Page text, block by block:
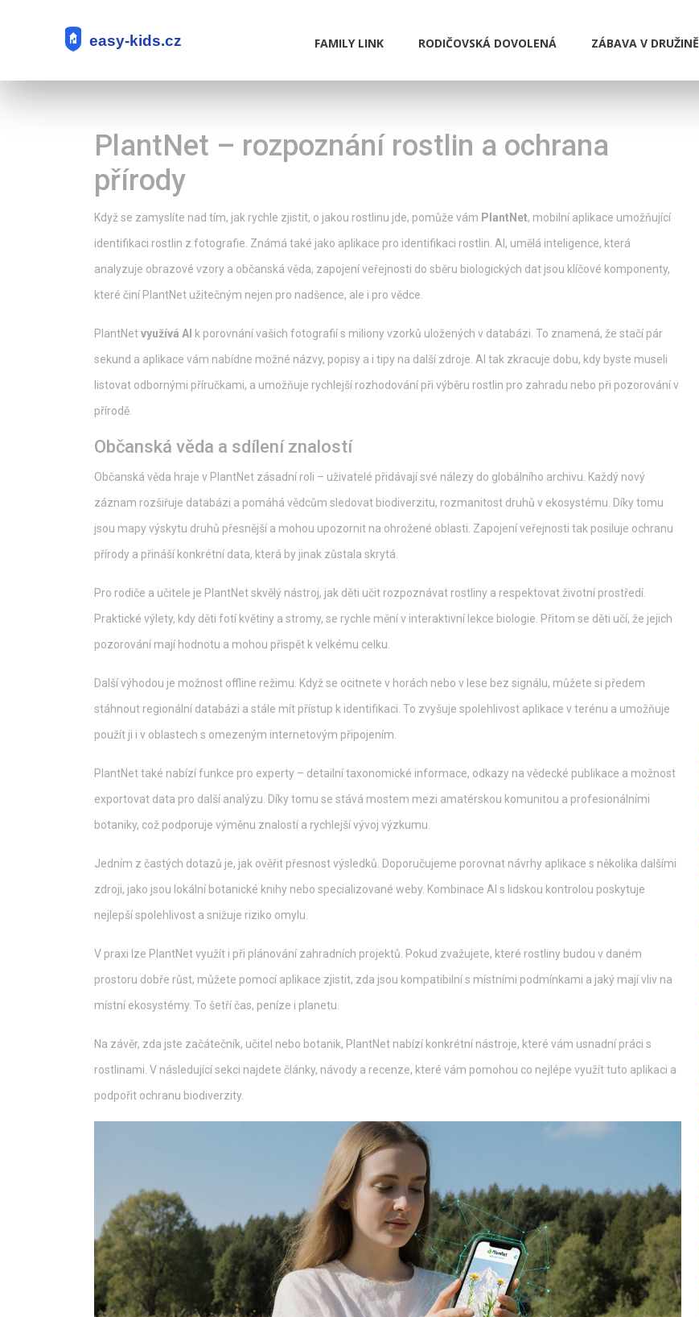
FAMILY LINK RODIČOVSKÁ DOVOLENÁ ZÁBAVA V DRUŽINĚ
PlantNet – rozpoznání rostlin a ochrana
přírody
Když se zamyslíte nad tím, jak rychle zjistit, o jakou rostlinu jde, pomůže vám PlantNet, mobilní aplikace umožňující
identifikaci rostlin z fotografie . Známá také jako aplikace pro identifikaci rostlin AI , umělá inteligence, která
analyzuje obrazové vzory a občanská věda, zapojení veřejnosti do sběru biologických dat jsou klíčové komponenty,
které činí PlantNet užitečným nejen pro nadšence, ale i pro vědce.
PlantNetvyužívá AI k porovnání vašich fotografií s miliony vzorků uložených v databázi. To znamená, že stačí pár
sekund a aplikace vám nabídne možné názvy, popisy a i tipy na další zdroje. AI tak zkracuje dobu, kdy byste museli
listovat odbornými příručkami, a umožňuje rychlejší rozhodování při výběru rostlin pro zahradu nebo při pozorování v
přírodě.
Občanská věda a sdílení znalostí
Občanská věda hraje v PlantNet zásadní roli – uživatelé přidávají své nálezy do globálního archivu. Každý nový
záznam rozšiřuje databázi a pomáhá vědcům sledovat biodiverzitu, rozmanitost druhů v ekosystému . Díky tomu
jsou mapy výskytu druhů přesnější a mohou upozornit na ohrožené oblasti. Zapojení veřejnosti tak posiluje ochranu
přírody a přináší konkrétní data, která by jinak zůstala skrytá.
Pro rodiče a učitele je PlantNet skvělý nástroj, jak děti učit rozpoznávat rostliny a respektovat životní prostředí.
Praktické výlety, kdy děti fotí květiny a stromy, se rychle mění v interaktivní lekce biologie. Přitom se děti učí, že jejich
pozorování mají hodnotu a mohou přispět k velkému celku.
Další výhodou je možnost offline režimu. Když se ocitnete v horách nebo v lese bez signálu, můžete si předem
stáhnout regionální databázi a stále mít přístup k identifikaci. To zvyšuje spolehlivost aplikace v terénu a umožňuje
použít ji i v oblastech s omezeným internetovým připojením.
PlantNet také nabízí funkce pro experty – detailní taxonomické informace, odkazy na vědecké publikace a možnost
exportovat data pro další analýzu. Díky tomu se stává mostem mezi amatérskou komunitou a profesionálními
botaniky, což podporuje výměnu znalostí a rychlejší vývoj výzkumu.
Jedním z častých dotazů je, jak ověřit přesnost výsledků. Doporučujeme porovnat návrhy aplikace s několika dalšími
zdroji, jako jsou lokální botanické knihy nebo specializované weby. Kombinace AI s lidskou kontrolou poskytuje
nejlepší spolehlivost a snižuje riziko omylu.
V praxi lze PlantNet využít i při plánování zahradních projektů. Pokud zvažujete, které rostliny budou v daném
prostoru dobře růst, můžete pomocí aplikace zjistit, zda jsou kompatibilní s místními podmínkami a jaký mají vliv na
místní ekosystémy. To šetří čas, peníze i planetu.
Na závěr, zda jste začátečník, učitel nebo botanik, PlantNet nabízí konkrétní nástroje, které vám usnadní práci s
rostlinami. V následující sekci najdete články, návody a recenze, které vám pomohou co nejlépe využít tuto aplikaci a
podpořit ochranu biodiverzity.